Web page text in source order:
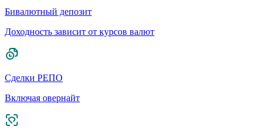
Бивалютный депозит
Доходность зависит от курсов валют
Сделки РЕПО
Включая овернайт